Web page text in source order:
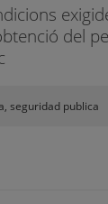
del
seguridad publica